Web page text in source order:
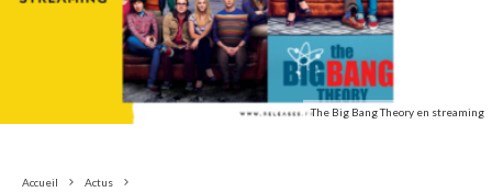
The Big Bang Theory en streaming
Accueil
Actus